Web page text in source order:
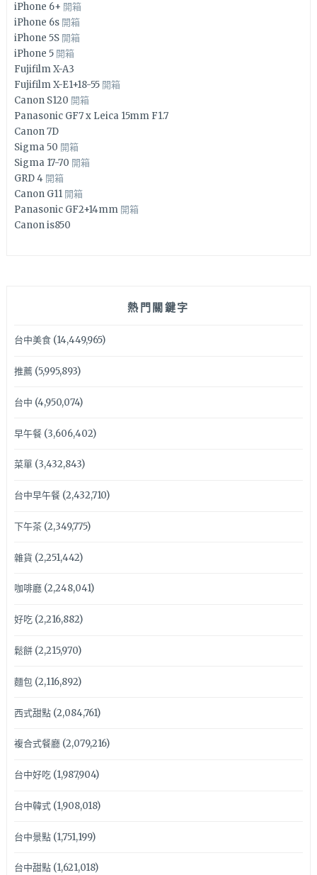
iPhone 6+ 開箱
iPhone 6s 開箱
iPhone 5S 開箱
iPhone 5 開箱
Fujifilm X-A3
Fujifilm X-E1+18-55 開箱
Canon S120 開箱
Panasonic GF7 x Leica 15mm F1.7
Canon 7D
Sigma 50 開箱
Sigma 17-70 開箱
GRD 4 開箱
Canon G11 開箱
Panasonic GF2+14mm 開箱
Canon is850
熱門關鍵字
台中美食(14,449,965)
推薦(5,995,893)
台中 (4,950,074)
早午餐(3,606,402)
菜單(3,432,843)
台中早午餐(2,432,710)
下午茶(2,349,775)
雜貨 (2,251,442)
咖啡廳(2,248,041)
好吃(2,216,882)
鬆餅(2,215,970)
麵包(2,116,892)
西式甜點(2,084,761)
複合式餐廳(2,079,216)
台中好吃(1,987,904)
台中韓式(1,908,018)
台中景點(1,751,199)
台中甜點(1,621,018)